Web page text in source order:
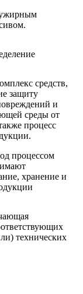
средств,
защиту
и
среды от
процесс
процессом
хранение и
технических